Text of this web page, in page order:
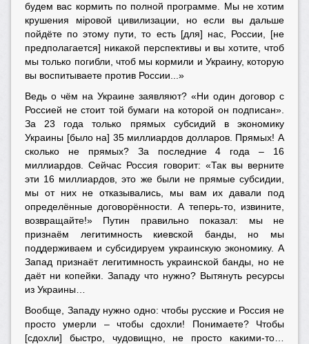
будем вас кормить по полной программе. Мы не хотим
крушения мiровой цивилизации, но если вы дальше
пойдёте по этому пути, то есть [для] нас, России, [не
предполагается] никакой перспективы и вы хотите, чтоб
мы только погибли, чтоб мы кормили и Украину, которую
вы воспитываете против России...»
Ведь о чём на Украине заявляют? «Ни один договор с
Россией не стоит той бумаги на которой он подписан».
За 23 года только прямых субсидий в экономику
Украины [было на] 35 миллиардов долларов. Прямых! А
сколько не прямых? За последние 4 года – 16
миллиардов. Сейчас Россия говорит: «Так вы верните
эти 16 миллиардов, это же были не прямые субсидии,
мы от них не отказывались, мы вам их давали под
определённые договорённости. А теперь-то, извините,
возвращайте!» Путин правильно показал: мы не
признаём легитимность киевской банды, но мы
поддерживаем и субсидируем украинскую экономику. А
Запад признаёт легитимность украинской банды, но не
даёт ни копейки. Западу что нужно? Вытянуть ресурсы
из Украины…
Вообще, Западу нужно одно: чтобы русские и Россия не
просто умерли – чтобы сдохли! Понимаете? Чтобы
[сдохли] быстро, чудовищно, не просто какими-то…